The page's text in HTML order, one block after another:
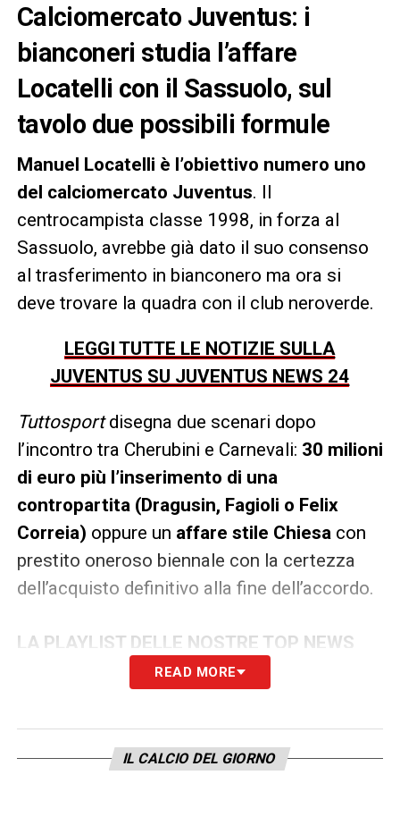
Calciomercato Juventus: i
bianconeri studia l’affare
Locatelli con il Sassuolo, sul
tavolo due possibili formule
Manuel Locatelli è l’obiettivo numero uno
del calciomercato Juventus. Il
centrocampista classe 1998, in forza al
Sassuolo, avrebbe già dato il suo consenso
al trasferimento in bianconero ma ora si
deve trovare la quadra con il club neroverde.
LEGGI TUTTE LE NOTIZIE SULLA
JUVENTUS SU JUVENTUS NEWS 24
Tuttosportdisegna due scenari dopo
l’incontro tra Cherubini e Carnevali: 30 milioni
di euro più l’inserimento di una
contropartita (Dragusin, Fagioli o Felix
Correia) oppure un affare stile Chiesa con
prestito oneroso biennale con la certezza
dell’acquisto definitivo alla fine dell’accordo.
LA PLAYLIST DELLE NOSTRE TOP NEWS
READ MORE
IL CALCIO DEL GIORNO